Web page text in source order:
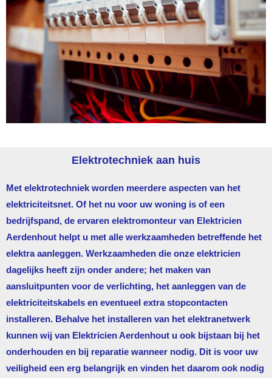
Elektrotechniek aan huis
Met elektrotechniek worden meerdere aspecten van het
elektriciteitsnet. Of het nu voor uw woning is of een
bedrijfspand, de ervaren elektromonteur van Elektricien
Aerdenhout helpt u met alle werkzaamheden betreffende het
elektra aanleggen. Werkzaamheden die onze elektricien
dagelijks heeft zijn onder andere; het maken van
aansluitpunten voor de verlichting, het aanleggen van de
elektriciteitskabels en eventueel extra stopcontacten
installeren. Behalve het installeren van het elektranetwerk
kunnen wij van Elektricien Aerdenhout u ook bijstaan bij het
onderhouden en bij reparatie wanneer nodig. Dit is voor uw
veiligheid een erg belangrijk en vinden het daarom ook nodig